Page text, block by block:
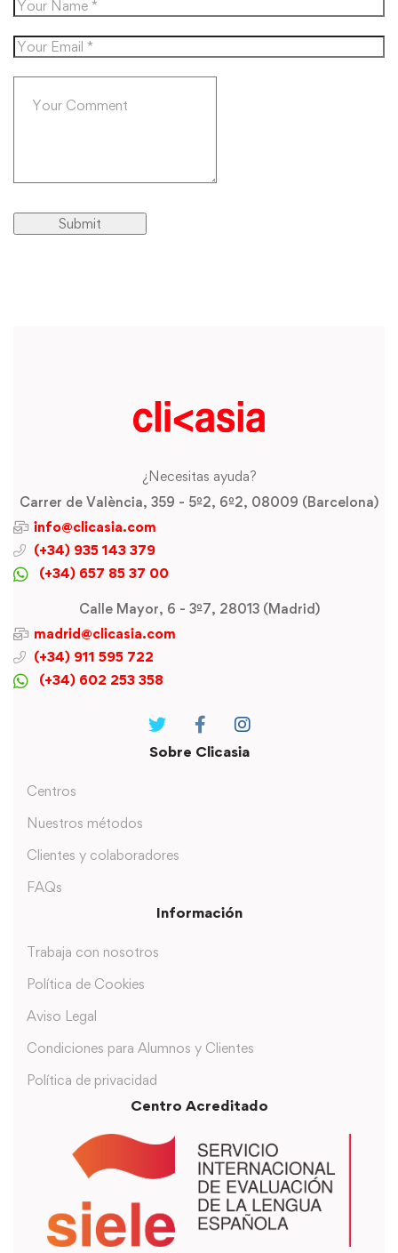
¿Necesitas ayuda?
Carrer de València, 359 - 5º2, 6º2, 08009 (Barcelona)
info@clicasia.com
(+34) 935 143 379
(+34) 657 85 37 00
Calle Mayor, 6 - 3º7, 28013 (Madrid)
madrid@clicasia.com
(+34) 911 595 722
(+34) 602 253 358
Sobre Clicasia
Centros
Nuestros métodos
Clientes y colaboradores
FAQs
Información
Trabaja con nosotros
Política de Cookies
Aviso Legal
Condiciones para Alumnos y Clientes
Política de privacidad
Centro Acreditado